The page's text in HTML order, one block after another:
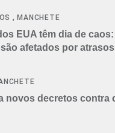
,MANCHETE
EUA têm dia de
afetados por
novos decretos contra